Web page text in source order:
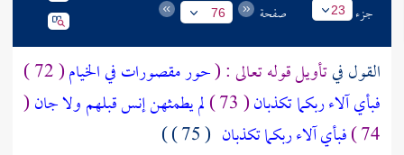
جزء 23 صفحة 76
القول فيتأويل قوله تعالى : (حور مقصورات في الخيام( 72 )
فبأي آلاء ربكما تكذبان( 73 ) لم يطمثهن إنس قبلهم ولا جان(
74 ) فبأي آلاء ربكما تكذبان ( 75 ) )